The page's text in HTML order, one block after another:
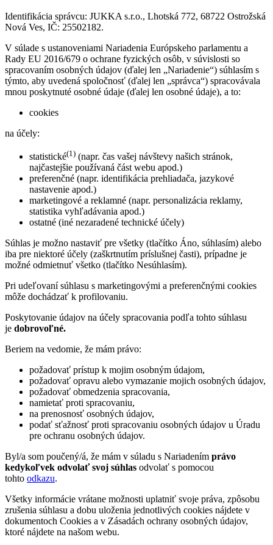
Identifikácia správcu: JUKKA s.r.o., Lhotská 772, 68722 Ostrožská
Nová Ves, IČ: 25502182.
V súlade s ustanoveniami Nariadenia Európskeho parlamentu a
Rady EU 2016/679 o ochrane fyzických osôb, v súvislosti so
spracovaním osobných údajov (ďalej len „Nariadenie“) súhlasím s
týmto, aby uvedená spoločnosť (ďalej len „správca“) spracovávala
mnou poskytnuté osobné údaje (ďalej len osobné údaje), a to:
cookies
na účely:
statistické(1) (napr. čas vašej návštevy našich stránok,
najčastejšie používaná část webu apod.)
preferenčné (napr. identifikácia prehliadača, jazykové
nastavenie apod.)
marketingové a reklamné (napr. personalizácia reklamy,
statistika vyhľadávania apod.)
ostatné (iné nezaradené technické účely)
Súhlas je možno nastaviť pre všetky (tlačítko Áno, súhlasím) alebo
iba pre niektoré účely (zaškrtnutím príslušnej časti), prípadne je
možné odmietnuť všetko (tlačítko Nesúhlasím).
Pri udeľovaní súhlasu s marketingovými a preferenčnými cookies
môže dochádzať k profilovaniu.
Poskytovanie údajov na účely spracovania podľa tohto súhlasu
je dobrovoľné.
Beriem na vedomie, že mám právo:
požadovať prístup k mojim osobným údajom,
požadovať opravu alebo vymazanie mojich osobných údajov,
požadovať obmedzenia spracovania,
namietať proti spracovaniu,
na prenosnosť osobných údajov,
podať sťažnosť proti spracovaniu osobných údajov u Úradu
pre ochranu osobných údajov.
Byl/a som poučený/á, že mám v súladu s Nariadením právo
kedykoľvek odvolať svoj súhlas odvolať s pomocou
tohto odkazu.
Všetky informácie vrátane možnosti uplatniť svoje práva, zpôsobu
zrušenia súhlasu a dobu uloženia jednotlivých cookies nájdete v
dokumentoch Cookies a v Zásadách ochrany osobných údajov,
ktoré nájdete na našom webu.